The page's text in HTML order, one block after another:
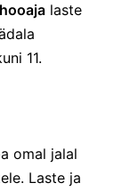
laste
11.
omal jalal
Laste ja